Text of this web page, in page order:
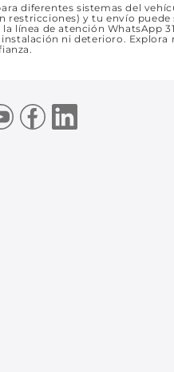
diferentes sistemas del
restricciones) y tu envío puede
línea de atención WhatsApp
ni deterioro. Explora